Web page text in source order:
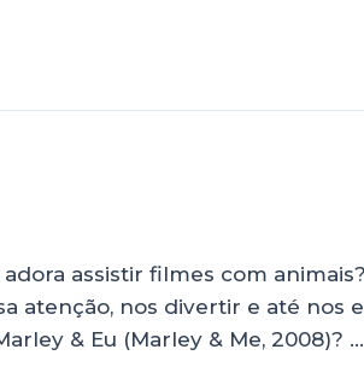
assistir filmes com
atenção, nos divertir e até nos
& Eu (Marley & Me, 2008)? …